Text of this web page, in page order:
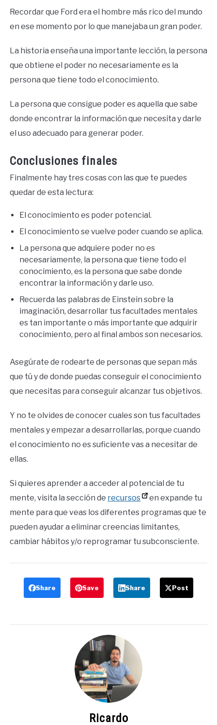
Recordar que Ford era el hombre más rico del mundo
en ese momento por lo que manejaba un gran poder.
La historia enseña una importante lección, la persona
que obtiene el poder no necesariamente es la
persona que tiene todo el conocimiento.
La persona que consigue poder es aquella que sabe
donde encontrar la información que necesita y darle
el uso adecuado para generar poder.
Conclusiones finales
Finalmente hay tres cosas con las que te puedes
quedar de esta lectura:
El conocimiento es poder potencial.
El conocimiento se vuelve poder cuando se aplica.
La persona que adquiere poder no es
necesariamente, la persona que tiene todo el
conocimiento, es la persona que sabe donde
encontrar la información y darle uso.
Recuerda las palabras de Einstein sobre la
imaginación, desarrollar tus facultades mentales
es tan importante o más importante que adquirir
conocimiento, pero al final ambos son necesarios.
Asegúrate de rodearte de personas que sepan más
que tú y de donde puedas conseguir el conocimiento
que necesitas para conseguir alcanzar tus objetivos.
Y no te olvides de conocer cuales son tus facultades
mentales y empezar a desarrollarlas, porque cuando
el conocimiento no es suficiente vas a necesitar de
ellas.
Si quieres aprender a acceder al potencial de tu
mente, visita la sección de recursos
en expande tu
mente para que veas los diferentes programas que te
pueden ayudar a eliminar creencias limitantes,
cambiar hábitos y/o reprogramar tu subconsciente.
Share Save Share Post
Ricardo